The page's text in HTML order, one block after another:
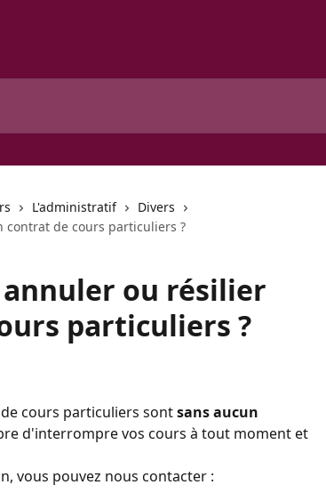
L'administratif
Divers
de cours particuliers ?
ou résilier
particuliers ?
cours particuliers sont sans aucun
d'interrompre vos cours à tout moment et
vous pouvez nous contacter :